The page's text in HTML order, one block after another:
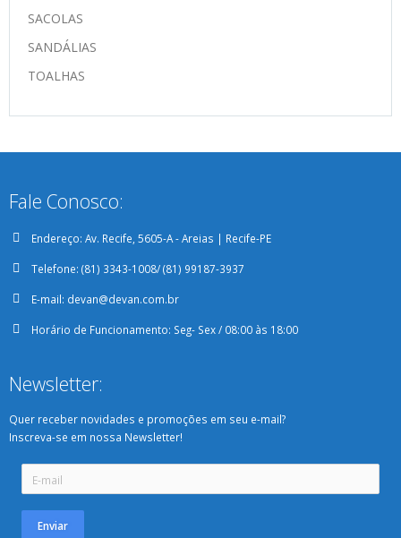
SACOLAS
SANDÁLIAS
TOALHAS
Fale Conosco:
Endereço: Av. Recife, 5605-A - Areias | Recife-PE
Telefone: (81) 3343-1008/ (81) 99187-3937
E-mail: devan@devan.com.br
Horário de Funcionamento: Seg- Sex / 08:00 às 18:00
Newsletter:
Quer receber novidades e promoções em seu e-mail?
Inscreva-se em nossa Newsletter!
Enviar